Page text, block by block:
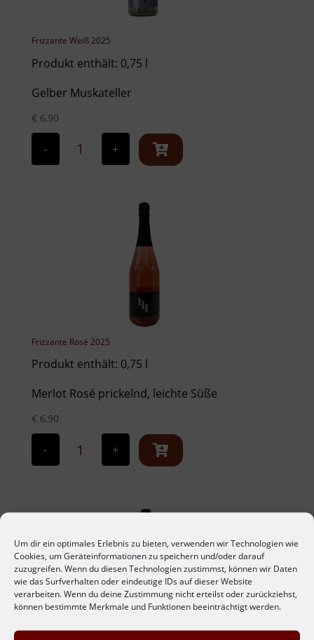
Um dir ein optimales Erlebnis zu bieten, verwenden wir Technologien wie
Cookies, um Geräteinformationen zu speichern und/oder darauf
zuzugreifen. Wenn du diesen Technologien zustimmst, können wir Daten
wie das Surfverhalten oder eindeutige IDs auf dieser Website
verarbeiten. Wenn du deine Zustimmung nicht erteilst oder zurückziehst,
können bestimmte Merkmale und Funktionen beeinträchtigt werden.
Frizzante Weiß 2025
Produkt enthält: 0,75 l
Gelber Muskateller
€ 6,90
- Weiß
2025 +
Frizzante Rosé 2025
Produkt enthält: 0,75 l
Merlot Rosé prickelnd, leichte Süße
€ 6,90
- Rosé
2025 +